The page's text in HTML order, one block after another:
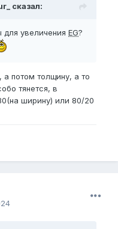
сказал:
для увеличения EG?
а потом толщину, а то
тянется, в
ширину) или 80/20